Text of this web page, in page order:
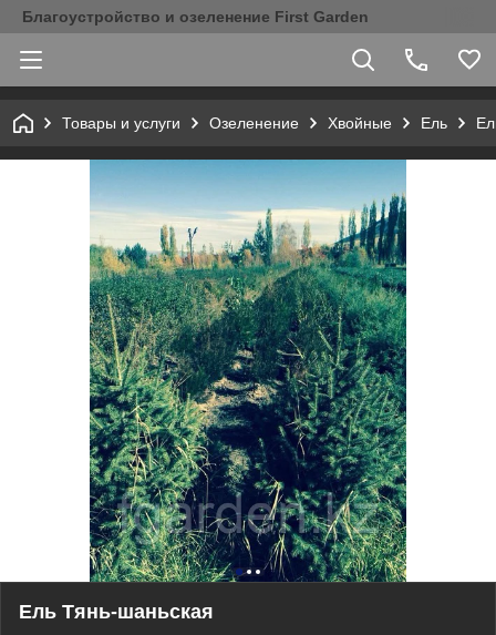
Благоустройство и озеленение First Garden
Товары и услуги Озеленение Хвойные Ель
Ель Тянь-шаньская